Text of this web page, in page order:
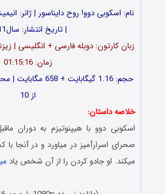
نام: اسکوبی دوو! روح دایناسور | ژانر:
| تاریخ انتشار: سال2011
زبان کارتون: دوبله فارسی + انگلیسی |
زمان: 01:15:16
از 10
خلاصه داستان:
اسکوبی دوو با هیپنوتیزم به دوران
صحرای اسرارآمیز در میاورد و در آنجا
میکند. او جادو کردن را از آن شخص یاد